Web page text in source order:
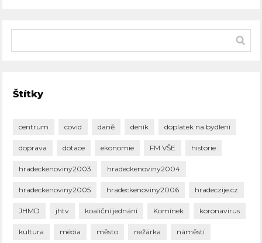
Štítky
centrum covid daně deník doplatek na bydlení
doprava dotace ekonomie FM VŠE historie
hradeckenoviny2003 hradeckenoviny2004
hradeckenoviny2005 hradeckenoviny2006 hradeczije.cz
JHMD jhtv koaliční jednání Komínek koronavirus
kultura média město nežárka náměstí